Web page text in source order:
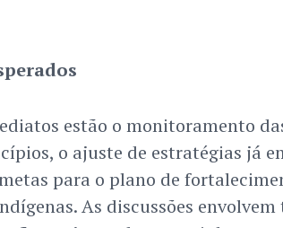
estão o monitoramento
o ajuste de estratégias já
para o plano de
As discussões envolvem